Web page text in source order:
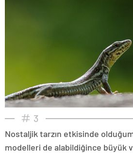
3
Nostaljik tarzın etkisinde
modelleri de alabildiğince büyük